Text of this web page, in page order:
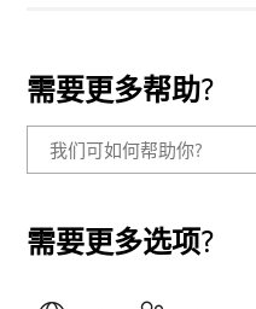
需要更多帮助?
需要更多选项?